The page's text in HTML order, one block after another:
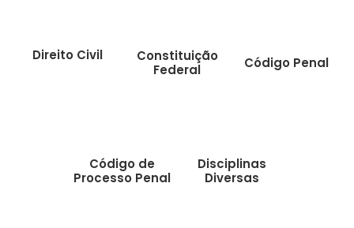
Direito Civil
Constituição
Federal
Código Penal
Código de
Processo Penal
Disciplinas
Diversas